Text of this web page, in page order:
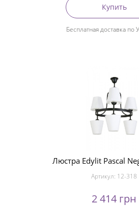
Купить
Бесплатная доставка по
Люстра Edylit Pascal
Артикул: 12-318
2 414 грн